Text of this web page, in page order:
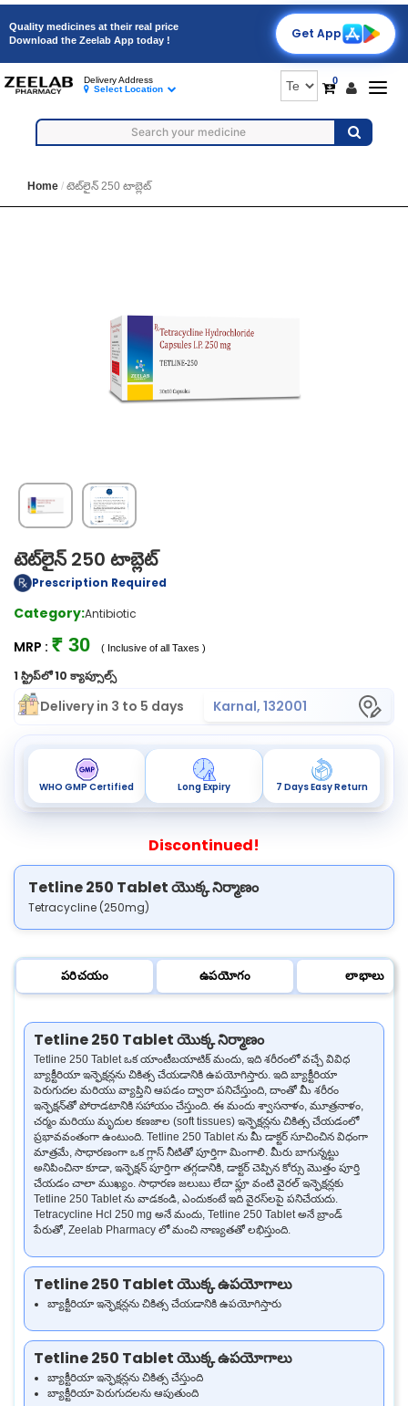
Quality medicines at their real price
Download the Zeelab App today !
Get App
0
Delivery Address
Select Location
Home టెట్‌లైన్ 250 టాబ్లెట్
టెట్‌లైన్ 250 టాబ్లెట్
Prescription Required
Category:Antibiotic
MRP : ₹ 30 ( Inclusive of all Taxes )
1 స్ట్రిప్‌లో 10 క్యాప్సూల్స్
Delivery in 3 to 5 days Karnal, 132001
WHO GMP Certified Long Expiry 7 Days Easy Return
Discontinued!
Tetline 250 Tablet యొక్క నిర్మాణం
Tetracycline (250mg)
పరిచయం ఉపయోగం లాభాలు
Tetline 250 Tablet యొక్క నిర్మాణం
Tetline 250 Tablet ఒక యాంటీబయాటిక్ మందు, ఇది శరీరంలో వచ్చే వివిధ
బ్యాక్టీరియా ఇన్ఫెక్షన్లను చికిత్స చేయడానికి ఉపయోగిస్తారు. ఇది బ్యాక్టీరియా
పెరుగుదల మరియు వ్యాప్తిని ఆపడం ద్వారా పనిచేస్తుంది, దాంతో మీ శరీరం
ఇన్ఫెక్షన్‌తో పోరాడటానికి సహాయం చేస్తుంది. ఈ మందు శ్వాసనాళం, మూత్రనాళం,
చర్మం మరియు మృదుల కణజాల (soft tissues) ఇన్ఫెక్షన్లను చికిత్స చేయడంలో
ప్రభావవంతంగా ఉంటుంది. Tetline 250 Tablet ను మీ డాక్టర్ సూచించిన విధంగా
మాత్రమే, సాధారణంగా ఒక గ్లాస్ నీటితో పూర్తిగా మింగాలి. మీరు బాగున్నట్టు
అనిపించినా కూడా, ఇన్ఫెక్షన్ పూర్తిగా తగ్గడానికి, డాక్టర్ చెప్పిన కోర్సు మొత్తం పూర్తి
చేయడం చాలా ముఖ్యం. సాధారణ జలుబు లేదా ఫ్లూ వంటి వైరల్ ఇన్ఫెక్షన్లకు
Tetline 250 Tablet ను వాడకండి, ఎందుకంటే ఇది వైరస్‌లపై పనిచేయదు.
Tetracycline Hcl 250 mg అనే మందు, Tetline 250 Tablet అనే బ్రాండ్
పేరుతో, Zeelab Pharmacy లో మంచి నాణ్యతతో లభిస్తుంది.
Tetline 250 Tablet యొక్క ఉపయోగాలు
బ్యాక్టీరియా ఇన్ఫెక్షన్లను చికిత్స చేయడానికి ఉపయోగిస్తారు
Tetline 250 Tablet యొక్క ఉపయోగాలు
బ్యాక్టీరియా ఇన్ఫెక్షన్లను చికిత్స చేస్తుంది
బ్యాక్టీరియా పెరుగుదలను ఆపుతుంది